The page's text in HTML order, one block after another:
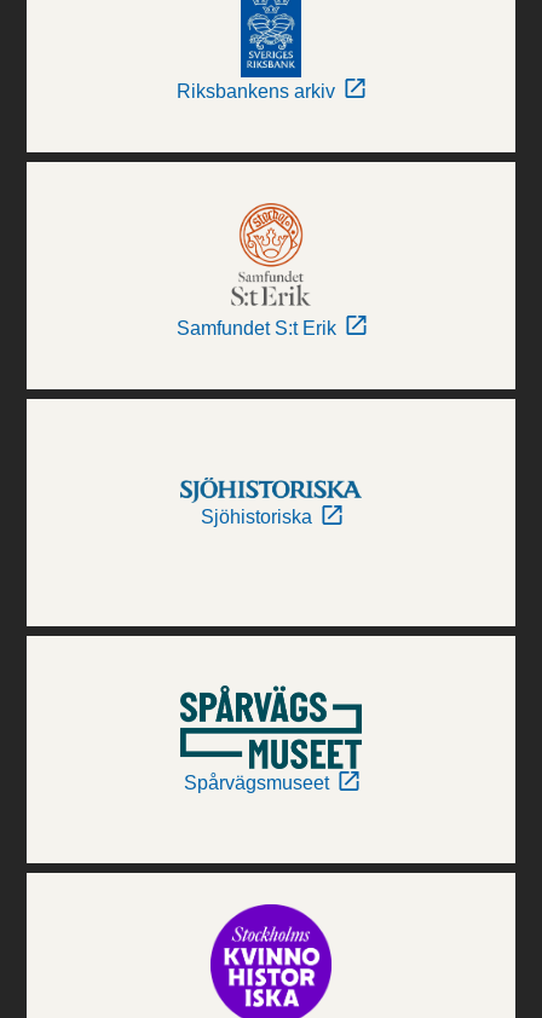
Riksbankens arkiv
Samfundet S:t Erik
Sjöhistoriska
Spårvägsmuseet